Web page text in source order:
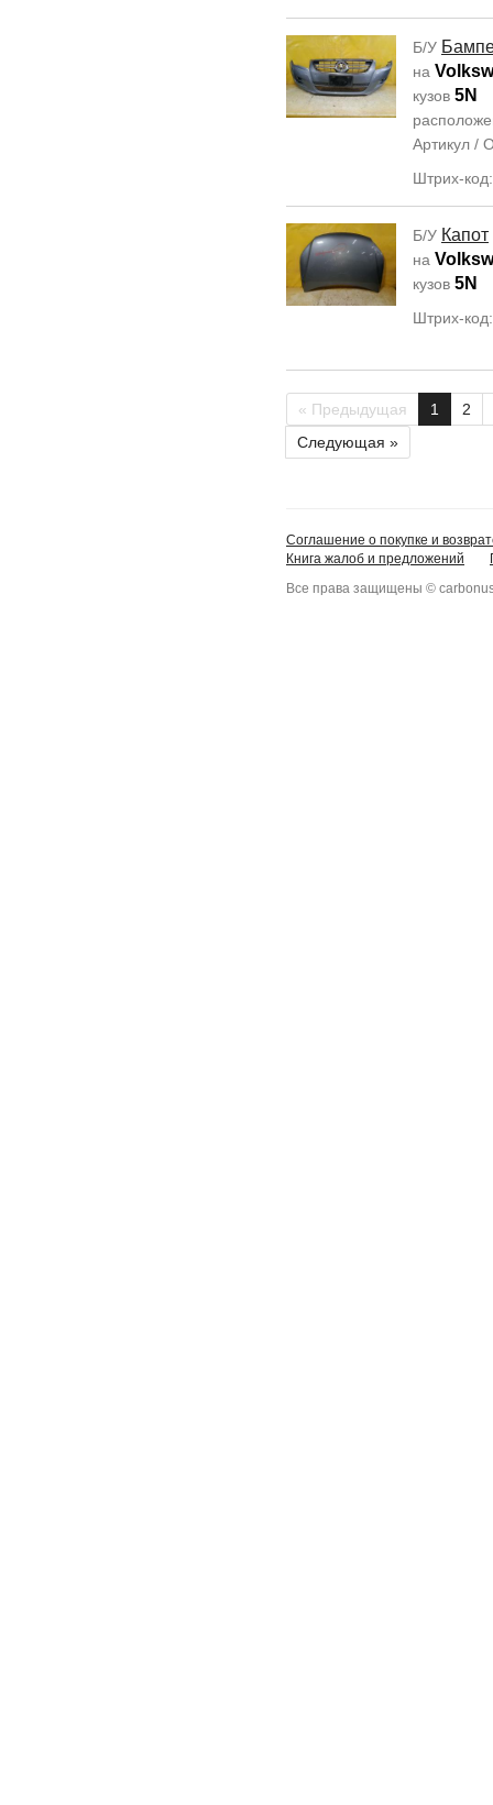
Б/У
на
кузов 5N
Артикул /
Штрих-
Б/У Капот
на
кузов 5N
Штрих-
« Предыдущая 1
2
Следующая »
Соглашение о покупке и
Книга жалоб и предложений
Все права защищены ©